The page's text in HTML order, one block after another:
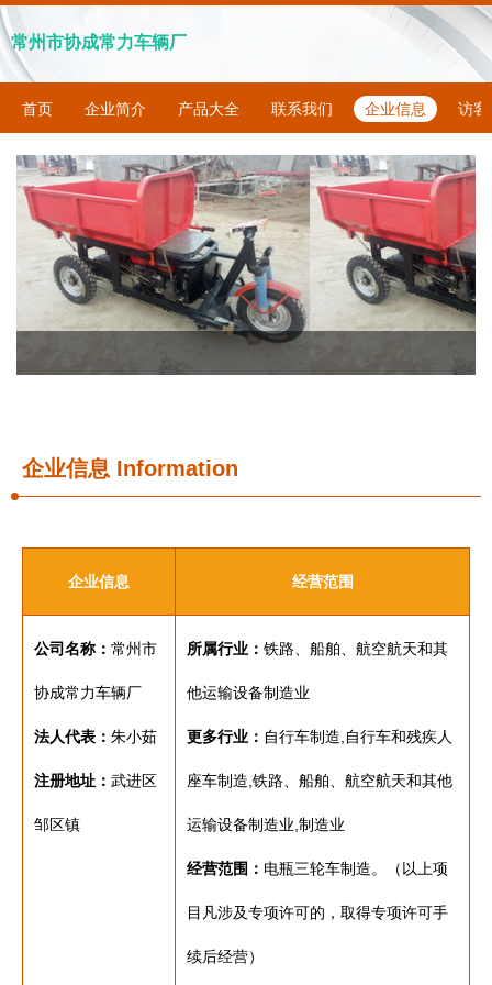
常州市协成常力车辆厂
首页 企业简介 产品大全 联系我们 企业信息 访客
企业信息 Information
企业信息 经营范围
公司名称： 常州市
协成常力车辆厂
法人代表： 朱小茹
注册地址： 武进区
邹区镇
所属行业： 铁路、船舶、航空航天和其
他运输设备制造业
更多行业： 自行车制造,自行车和残疾人
座车制造,铁路、船舶、航空航天和其他
运输设备制造业,制造业
经营范围： 电瓶三轮车制造。（以上项
目凡涉及专项许可的，取得专项许可手
续后经营）